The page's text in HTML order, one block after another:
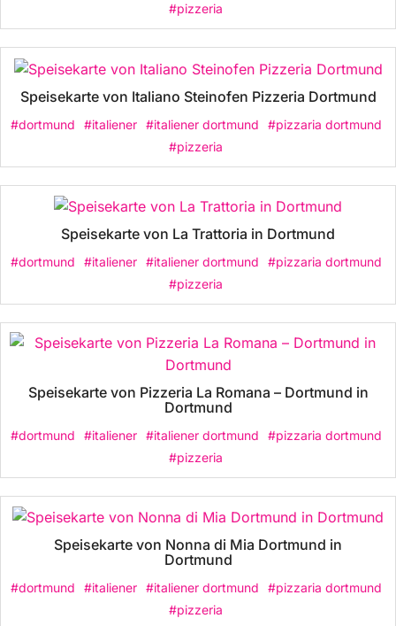
#pizzeria
Speisekarte von Italiano Steinofen Pizzeria Dortmund
#dortmund #italiener #italiener dortmund
#pizzaria dortmund
#pizzeria
Speisekarte von La Trattoria in Dortmund
#dortmund #italiener #italiener dortmund
#pizzaria dortmund
#pizzeria
Speisekarte von Pizzeria La Romana – Dortmund in
Dortmund
#dortmund #italiener #italiener dortmund
#pizzaria dortmund
#pizzeria
Speisekarte von Nonna di Mia Dortmund in
Dortmund
#dortmund #italiener #italiener dortmund
#pizzaria dortmund
#pizzeria